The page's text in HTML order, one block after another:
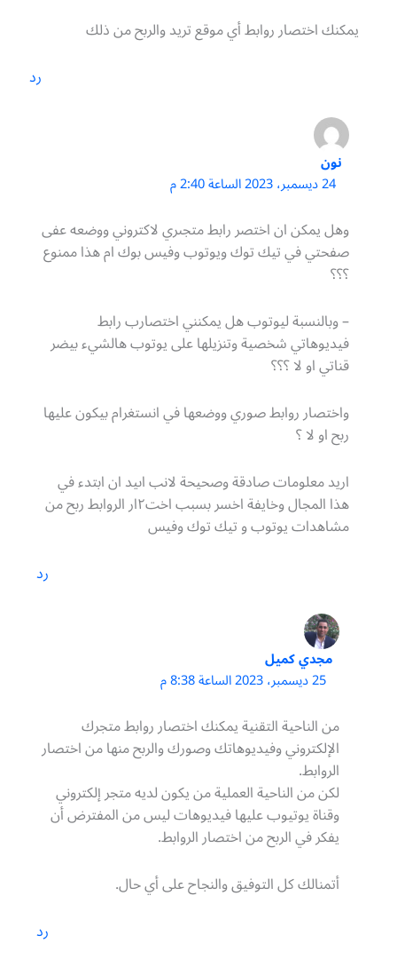
يمكنك اختصار روابط أي موقع تريد والربح من ذلك
رد
نون
24 ديسمبر، 2023 الساعة 2:40 م
وهل يمكن ان اختصر رابط متجىري لاكتروني ووضعه عفى
صفحتي في تيك توك ويوتوب وفيس بوك ام هذا ممنوع
؟؟؟
– وبالنسبة ليوتوب هل يمكنني اختصارب رابط
فيديوهاتي شخصية وتنزيلها على يوتوب هالشيء بيضر
قناتي او لا ؟؟؟
واختصار روابط صوري ووضعها في انستغرام بيكون عليها
ربح او لا ؟
اريد معلومات صادقة وصحيحة لانب اىيد ان ابتدء في
هذا المجال وخايفة اخسر بسبب اخت٢ار الروابط ربح من
مشاهدات يوتوب و تيك توك وفيس
رد
مجدي كميل
25 ديسمبر، 2023 الساعة 8:38 م
من الناحية التقنية يمكنك اختصار روابط متجرك
الإلكتروني وفيديوهاتك وصورك والربح منها من اختصار
الروابط.
لكن من الناحية العملية من يكون لديه متجر إلكتروني
وقناة يوتيوب عليها فيديوهات ليس من المفترض أن
يفكر في الربح من اختصار الروابط.
أتمنالك كل التوفيق والنجاح على أي حال.
رد